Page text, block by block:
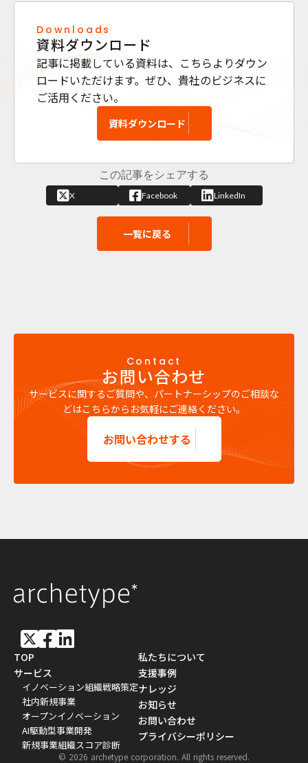
Downloads
資料ダウンロード
記事に掲載している資料は、こちらよりダウン
ロードいただけます。ぜひ、貴社のビジネスに
ご活用ください。
資料ダウンロード
この記事をシェアする
X Facebook LinkedIn
一覧に戻る
Contact
お問い合わせ
サービスに関するご質問や、パートナーシップのご相談な
どはこちらからお気軽にご連絡ください。
お問い合わせする
TOP
サービス
イノベーション組織戦略策定
社内新規事業
オープンイノベーション
AI駆動型事業開発
新規事業組織スコア診断
私たちについて
支援事例
ナレッジ
お知らせ
お問い合わせ
プライバシーポリシー
© 2026 archetype corporation. All rights reserved.